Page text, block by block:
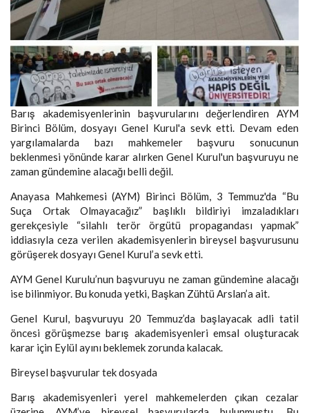
Barış akademisyenlerinin başvurularını değerlendiren AYM
Birinci Bölüm, dosyayı Genel Kurul'a sevk etti. Devam eden
yargılamalarda bazı mahkemeler başvuru sonucunun
beklenmesi yönünde karar alırken Genel Kurul'un başvuruyu ne
zaman gündemine alacağı belli değil.
Anayasa Mahkemesi (AYM) Birinci Bölüm, 3 Temmuz'da “Bu
Suça Ortak Olmayacağız” başlıklı bildiriyi imzaladıkları
gerekçesiyle “silahlı terör örgütü propagandası yapmak”
iddiasıyla ceza verilen akademisyenlerin bireysel başvurusunu
görüşerek dosyayı Genel Kurul’a sevk etti.
AYM Genel Kurulu’nun başvuruyu ne zaman gündemine alacağı
ise bilinmiyor. Bu konuda yetki, Başkan Zühtü Arslan’a ait.
Genel Kurul, başvuruyu 20 Temmuz’da başlayacak adli tatil
öncesi görüşmezse barış akademisyenleri emsal oluşturacak
karar için Eylül ayını beklemek zorunda kalacak.
Bireysel başvurular tek dosyada
Barış akademisyenleri yerel mahkemelerden çıkan cezalar